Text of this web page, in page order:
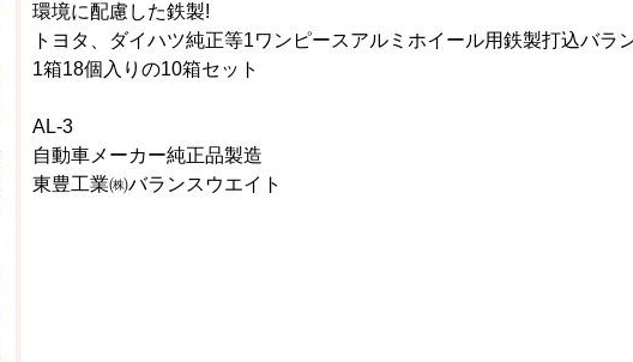
環境に配慮した鉄製!
トヨタ、ダイハツ純正等1ワンピースアルミホイール用鉄製打込バラ
1箱18個入りの10箱セット
AL-3
自動車メーカー純正品製造
東豊工業㈱バランスウエイト